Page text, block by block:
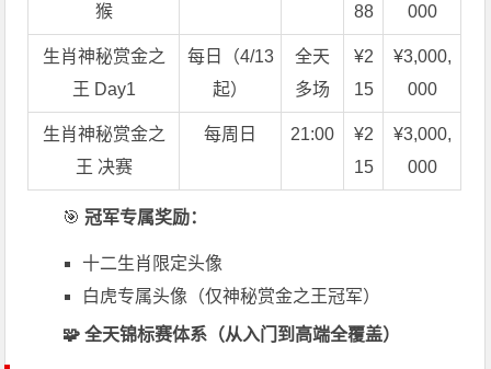
猴
88
000
生肖神秘赏金之
王 Day1
每日（4/13
起）
全天
多场
¥2
15
¥3,000,
000
生肖神秘赏金之
王 决赛
每周日 21:00
¥2
15
¥3,000,
000
🎯冠军专属奖励：
十二生肖限定头像
白虎专属头像（仅神秘赏金之王冠军）
🧩 全天锦标赛体系（从入门到高端全覆盖）